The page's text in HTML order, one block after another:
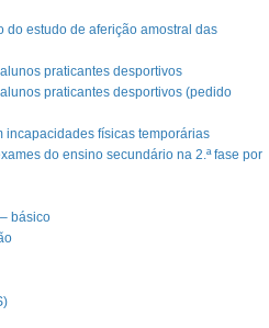
estudo de aferição amostral das
praticantes desportivos
praticantes desportivos (pedido
físicas temporárias
do ensino secundário na 2.ª fase por
básico